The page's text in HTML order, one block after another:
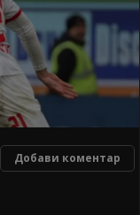
Добави коментар